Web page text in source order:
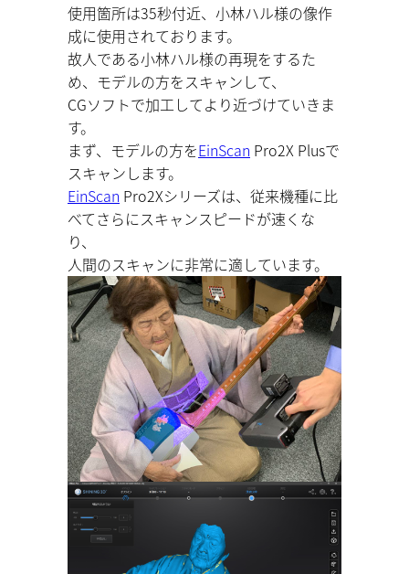
使用箇所は35秒付近、小林ハル様の像作
成に使用されております。
故人である小林ハル様の再現をするた
め、モデルの方をスキャンして、
CGソフトで加工してより近づけていきま
す。
まず、モデルの方をEinScan Pro2X Plusで
スキャンします。
EinScan Pro2Xシリーズは、従来機種に比
べてさらにスキャンスピードが速くな
り、
人間のスキャンに非常に適しています。